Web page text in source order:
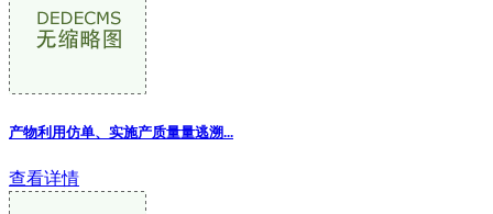
产物利用仿单、实施产质量量逃溯...
查看详情